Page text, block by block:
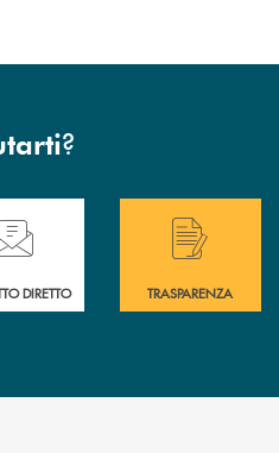
?
. di assistenza immediata?
DIRETTO
Hai bisogno di
TRASPARENZA